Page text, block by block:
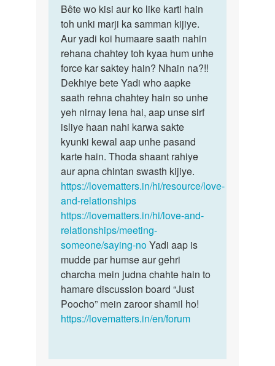
to
Namaskaar
aunty
ji,me
ek…
by
Brijendra
parihar
Bête
wo
kisi
aur
ko
like…
Bête wo kisi aur ko like karti hain
toh unki marji ka samman kijiye.
Aur yadi koi humaare saath nahin
rehana chahtey toh kyaa hum unhe
force kar saktey hain? Nhain na?!!
Dekhiye bete Yadi who aapke
saath rehna chahtey hain so unhe
yeh nirnay lena hai, aap unse sirf
isliye haan nahi karwa sakte
kyunki kewal aap unhe pasand
karte hain. Thoda shaant rahiye
aur apna chintan swasth kijiye.
https://lovematters.in/hi/resource/love-
and-relationships
https://lovematters.in/hi/love-and-
relationships/meeting-
someone/saying-noYadi aap is
mudde par humse aur gehri
charcha mein judna chahte hain to
hamare discussion board “Just
Poocho” mein zaroor shamil ho!
https://lovematters.in/en/forum